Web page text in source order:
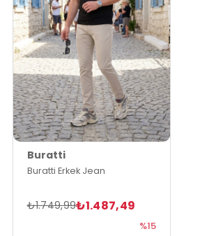
Buratti
Buratti Erkek Jean
₺1.487,49
₺1.749,99
%15